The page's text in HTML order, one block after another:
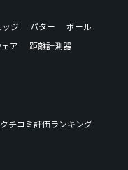
ッジ パター
ボール
ア
距離計測器
クチコミ評価ランキング